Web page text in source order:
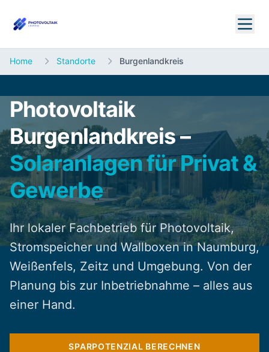
Home Standorte Burgenlandkreis
Photovoltaik
Burgenlandkreis –
Solaranlagen für Privat &
Gewerbe
Ihr lokaler Fachbetrieb für Photovoltaik,
Stromspeicher und Wallboxen in Naumburg,
Weißenfels, Zeitz und Umgebung. Von der
Planung bis zur Inbetriebnahme – alles aus
einer Hand.
SPARPOTENZIAL BERECHNEN